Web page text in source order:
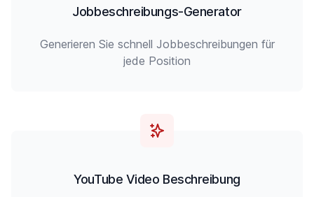
Jobbeschreibungs-Generator
Generieren Sie schnell Jobbeschreibungen für
jede Position
YouTube Video Beschreibung